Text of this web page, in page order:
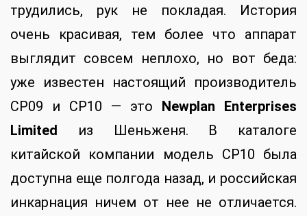
трудились, рук не покладая. История
очень красивая, тем более что аппарат
выглядит совсем неплохо, но вот беда:
уже известен настоящий производитель
CP09 и CP10 — это Newplan Enterprises
Limited из Шеньженя. В каталоге
китайской компании модель CP10 была
доступна еще полгода назад, и российская
инкарнация ничем от нее не отличается.